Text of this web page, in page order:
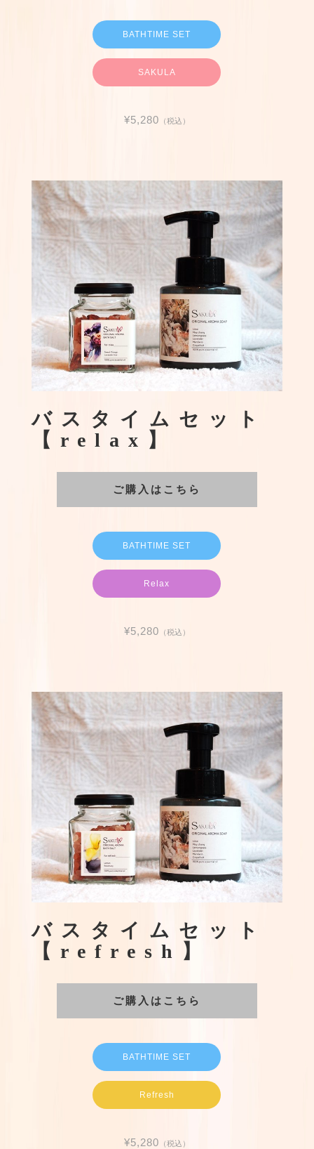
BATHTIME SET
SAKULA
¥5,280 （税込）
バスタイムセット
【relax】
ご購入はこちら
BATHTIME SET
Relax
¥5,280 （税込）
バスタイムセット
【refresh】
ご購入はこちら
BATHTIME SET
Refresh
¥5,280 （税込）